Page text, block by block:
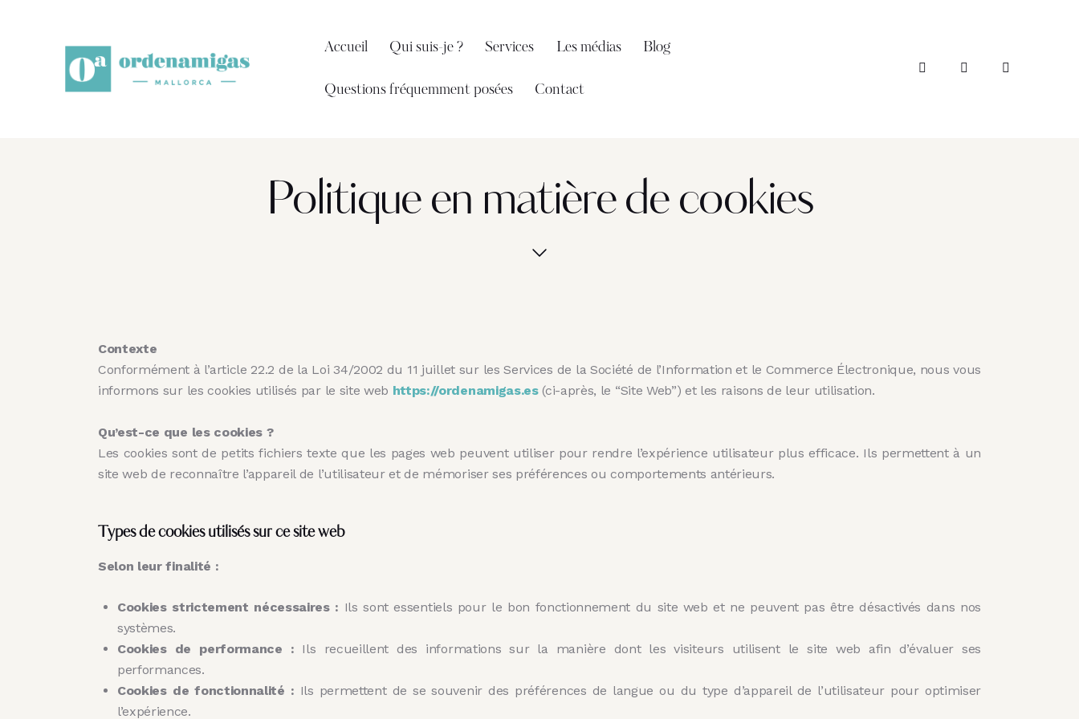
Accueil Qui suis-je ? Services Les médias Blog
Questions fréquemment posées Contact
Politique en matière de cookies
Contexte
Conformément à l’article 22.2 de la Loi 34/2002 du 11 juillet sur les Services de la Société de l’Information et le Commerce Électronique, nous vous
informons sur les cookies utilisés par le site web https://ordenamigas.es(ci-après, le “Site Web”) et les raisons de leur utilisation.
Qu’est-ce que les cookies ?
Les cookies sont de petits fichiers texte que les pages web peuvent utiliser pour rendre l’expérience utilisateur plus efficace. Ils permettent à un
site web de reconnaître l’appareil de l’utilisateur et de mémoriser ses préférences ou comportements antérieurs.
Types de cookies utilisés sur ce site web
Selon leur finalité :
Cookies strictement nécessaires : Ils sont essentiels pour le bon fonctionnement du site web et ne peuvent pas être désactivés dans nos
systèmes.
Cookies de performance : Ils recueillent des informations sur la manière dont les visiteurs utilisent le site web afin d’évaluer ses
performances.
Cookies de fonctionnalité : Ils permettent de se souvenir des préférences de langue ou du type d’appareil de l’utilisateur pour optimiser
l’expérience.